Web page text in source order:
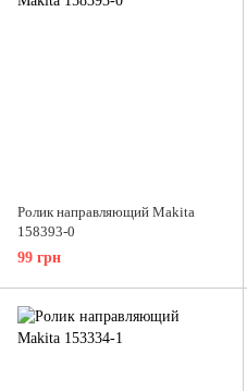
Ролик направляющий Makita
158393-0
99 грн